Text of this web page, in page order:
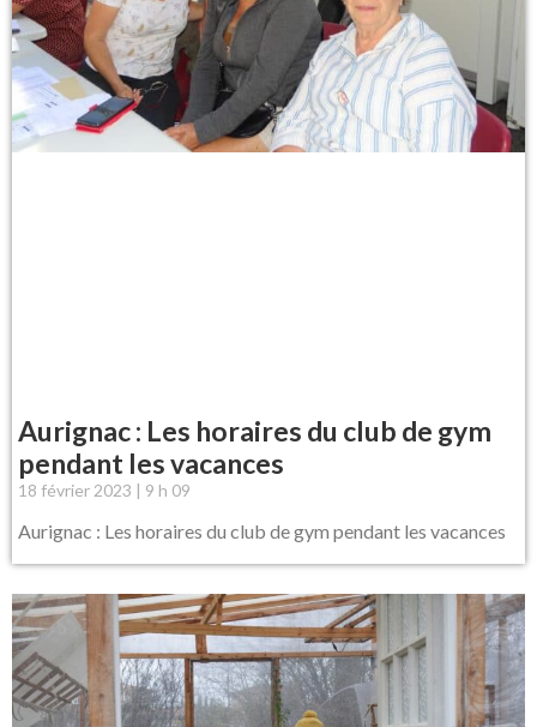
Aurignac : Les horaires du club de gym
pendant les vacances
18 février 2023 9 h 09
Aurignac : Les horaires du club de gym pendant les vacances